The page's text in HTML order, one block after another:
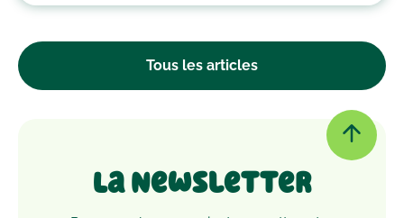
Tous les articles
accumulé une quantité de poussière, d’acariens et
passer à la machine. Mais comment laver un
La Newsletter